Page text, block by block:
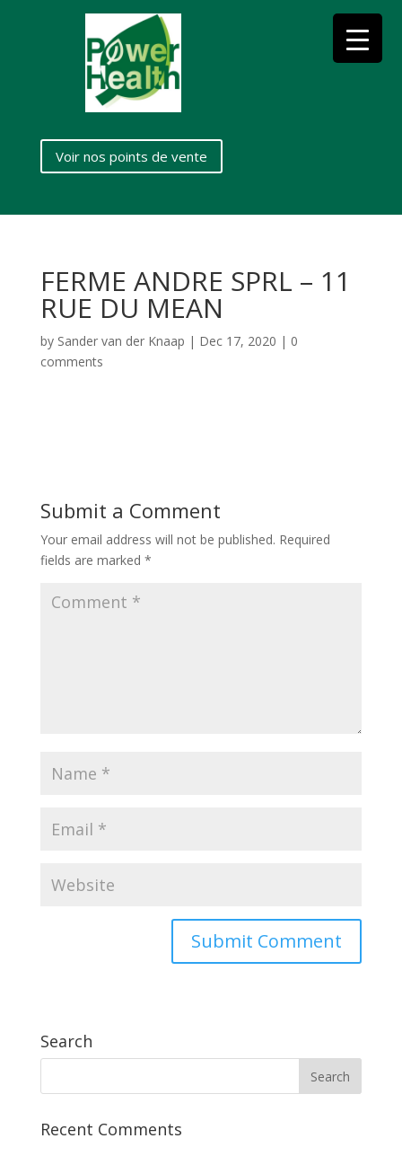
Voir nos points de vente
FERME ANDRE SPRL – 11
RUE DU MEAN
by Sander van der Knaap | Dec 17, 2020 | 0
comments
Submit a Comment
Your email address will not be published. Required
fields are marked *
Search
Recent Comments